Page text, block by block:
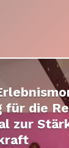
die
zur